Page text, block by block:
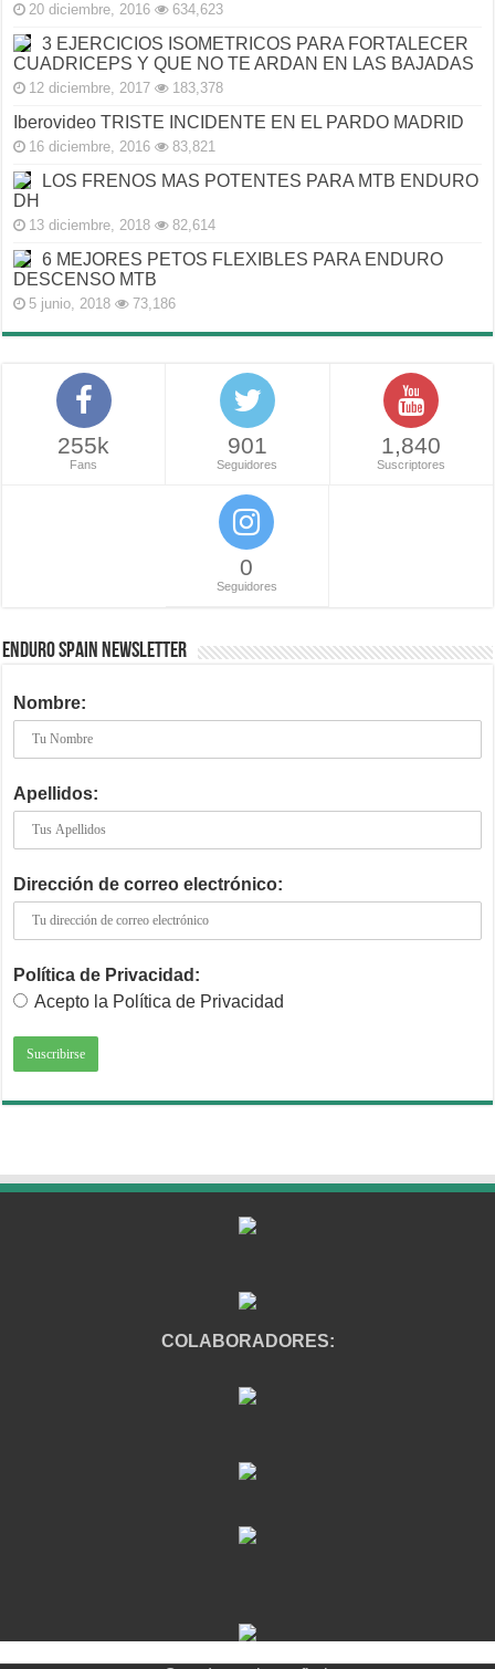
20 diciembre, 2016 634,623
3 EJERCICIOS ISOMETRICOS PARA FORTALECER
CUADRICEPS Y QUE NO TE ARDAN EN LAS BAJADAS
12 diciembre, 2017 183,378
Iberovideo TRISTE INCIDENTE EN EL PARDO MADRID
16 diciembre, 2016 83,821
LOS FRENOS MAS POTENTES PARA MTB ENDURO
DH
13 diciembre, 2018 82,614
6 MEJORES PETOS FLEXIBLES PARA ENDURO
DESCENSO MTB
5 junio, 2018 73,186
255k
Fans
901
Seguidores
1,840
Suscriptores
0
Seguidores
ENDURO SPAIN NEWSLETTER
Nombre:
Apellidos:
Dirección de correo electrónico:
Política de Privacidad:
Acepto la Política de Privacidad
COLABORADORES: